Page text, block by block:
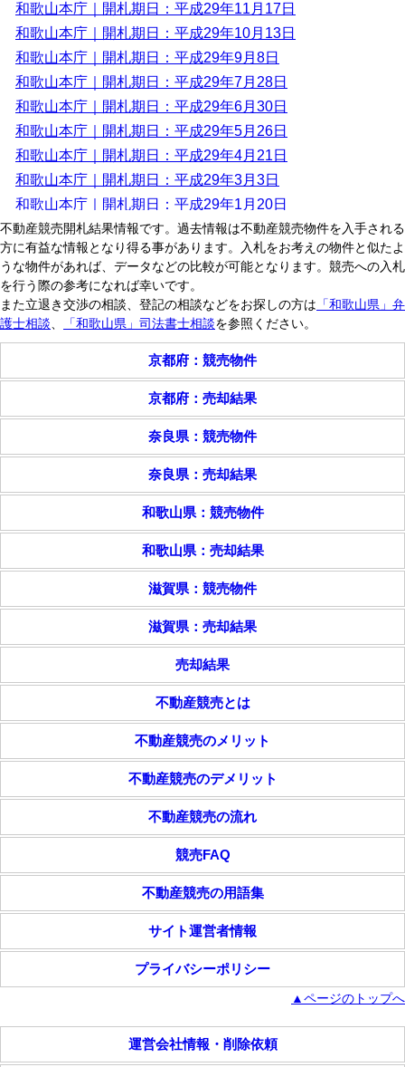
和歌山本庁｜開札期日：平成29年11月17日
和歌山本庁｜開札期日：平成29年10月13日
和歌山本庁｜開札期日：平成29年9月8日
和歌山本庁｜開札期日：平成29年7月28日
和歌山本庁｜開札期日：平成29年6月30日
和歌山本庁｜開札期日：平成29年5月26日
和歌山本庁｜開札期日：平成29年4月21日
和歌山本庁｜開札期日：平成29年3月3日
和歌山本庁｜開札期日：平成29年1月20日
【田辺支部】
田辺支部｜開札期日：平成29年12月5日
田辺支部｜開札期日：平成29年11月7日
田辺支部｜開札期日：平成29年9月12日
田辺支部｜開札期日：平成29年7月4日
田辺支部｜開札期日：平成29年5月23日
田辺支部｜開札期日：平成29年4月18日
田辺支部｜開札期日：平成29年3月7日
田辺支部｜開札期日：平成29年1月17日
御坊支部｜開札期日：平成29年10月19日
御坊支部｜開札期日：平成29年7月6日
御坊支部｜開札期日：平成29年6月1日
御坊支部｜開札期日：平成29年4月20日
御坊支部｜開札期日：平成29年3月9日
御坊支部｜開札期日：平成29年1月26日
新宮支部｜開札期日：平成29年12月7日
新宮支部｜開札期日：平成29年9月7日
新宮支部｜開札期日：平成29年6月22日
新宮支部｜開札期日：平成29年4月20日
新宮支部｜開札期日：平成29年2月23日
＜平成28年＞
和歌山本庁｜開札期日：平成28年12月2日
和歌山本庁｜開札期日：平成28年10月28日
和歌山本庁｜開札期日：平成28年10月7日
和歌山本庁｜開札期日：平成28年9月2日
和歌山本庁｜開札期日：平成28年7月29日
和歌山本庁｜開札期日：平成28年7月1日
和歌山本庁｜開札期日：平成28年5月27日
不動産競売開札結果情報です。過去情報は不動産競売物件を入手される
方に有益な情報となり得る事があります。入札をお考えの物件と似たよ
うな物件があれば、データなどの比較が可能となります。競売への入札
を行う際の参考になれば幸いです。
また立退き交渉の相談、登記の相談などをお探しの方は 「和歌山県」弁
護士相談
「和歌山県」司法書士相談を参照ください。
京都府：競売物件
京都府：売却結果
奈良県：競売物件
奈良県：売却結果
和歌山県：競売物件
和歌山県：売却結果
滋賀県：競売物件
滋賀県：売却結果
売却結果
不動産競売とは
不動産競売のメリット
不動産競売のデメリット
不動産競売の流れ
競売FAQ
不動産競売の用語集
サイト運営者情報
プライバシーポリシー
▲ページのトップへ
運営会社情報・削除依頼